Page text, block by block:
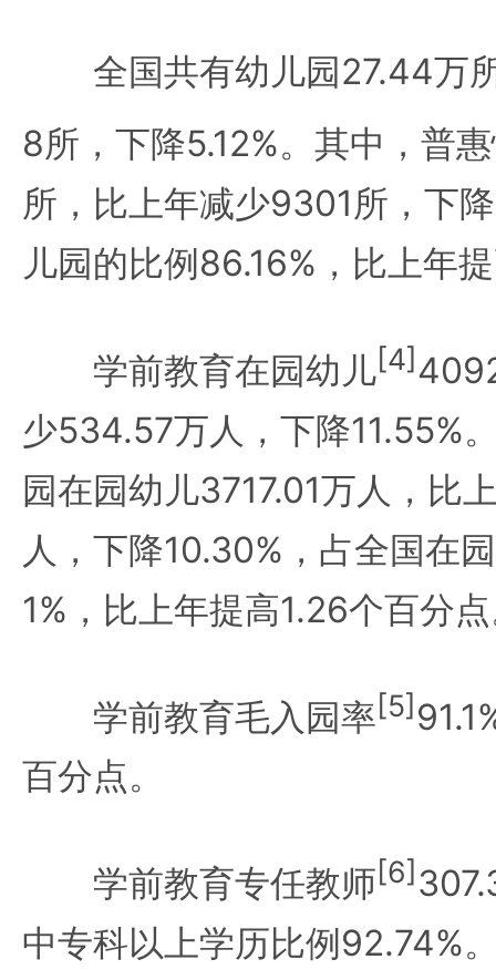
全国共有幼儿园27.44万
8所，下降5.12%。其中，普
所，比上年减少9301所，下
儿园的比例86.16%，比上年
学前教育在园幼儿[4]
少534.57万人，下降11.55%
园在园幼儿3717.01万人，比
人，下降10.30%，占全国在
1%，比上年提高1.26个百分
学前教育毛入园率[5]
百分点。
学前教育专任教师[6]
中专科以上学历比例92.74%